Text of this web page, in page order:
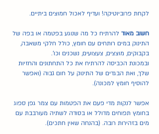
לקחת פרוביוטיקה! ועדיף לאכול חמוצים ביתיים.
חשוב מאוד
בקבוקים, מוצצים, צעצועים, נשכנים וכו'.
להוסיף חומץ למכונה).
אפשר לנקות מדי פעם את הפטמות עם צמר גפן ספוג
מים בזהירות רובה. (בהנחה שאין חתכים).